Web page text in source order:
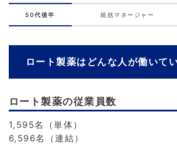
50代後半 統括マネージャー
ロート製薬はどんな人が働いて
ロート製薬の従業員数
1,595名（単体）
6,596名（連結）